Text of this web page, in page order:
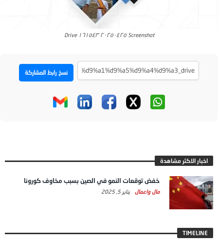
Screenshot ٢٠٢٥٠٤٢٥ ١٦١٥٤٣ Drive
نسخ رابط المشاركة
اخبار الاكثر مشاهدة
خفض توقعات النمو في الصين بسبب مخاوف كورونا
مال واعمال يناير 5, 2025
TIMELINE